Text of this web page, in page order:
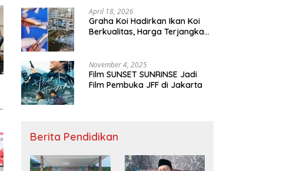
April 18, 2026
Graha Koi Hadirkan Ikan Koi
Berkualitas, Harga Terjangkau
November 4, 2025
Film SUNSET SUNRINSE Jadi
Film Pembuka JFF di Jakarta
Berita Pendidikan